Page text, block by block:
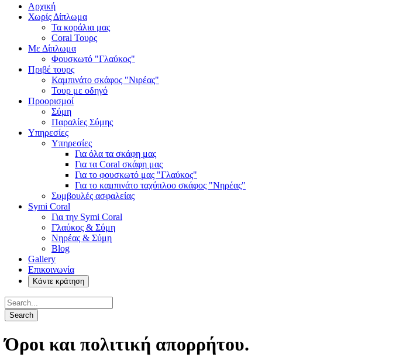
Αρχική
Χωρίς Δίπλωμα
Τα κοράλια μας
Coral Τουρς
Mε Δίπλωμα
Φουσκωτό "Γλαύκος"
Πριβέ τουρς
Καμπινάτο σκάφος "Νιρέας"
Τουρ με οδηγό
Προορισμοί
Σύμη
Παραλίες Σύμης
Υπηρεσίες
Υπηρεσίες
Για όλα τα σκάφη μας
Για τα Coral σκάφη μας
Για το φουσκωτό μας "Γλαύκος"
Για το καμπινάτο ταχύπλοο σκάφος "Νηρέας"
Συμβουλές ασφαλείας
Symi Coral
Για την Symi Coral
Γλαύκος & Σύμη
Νηρέας & Σύμη
Blog
Gallery
Επικοινωνία
Όροι και πολιτική απορρήτου.